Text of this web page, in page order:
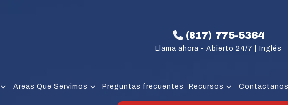
(817) 775-5364
Llama ahora - Abierto 24/7 | Inglés
Areas Que Servimos Preguntas frecuentes Recursos Contactanos